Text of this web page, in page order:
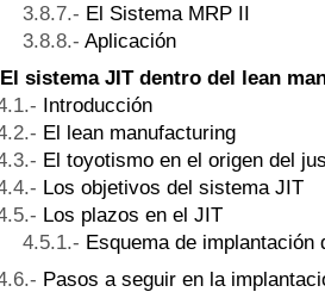
El Sistema MRP II
Aplicación
El sistema JIT dentro del lean
Introducción
El lean manufacturing
El toyotismo en el origen del
Los objetivos del sistema JIT
Los plazos en el JIT
Esquema de implantación
Pasos a seguir en la